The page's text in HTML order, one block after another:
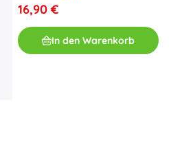
16,90 €
In den Warenkorb